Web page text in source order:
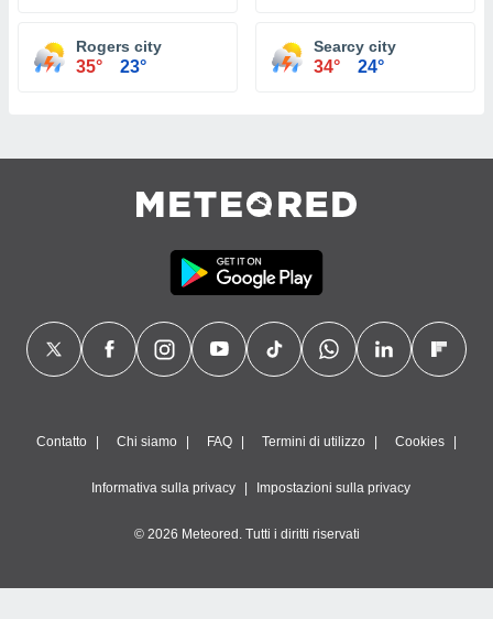
Rogers city
35° 23°
Searcy city
34° 24°
Contatto Chi siamo FAQ Termini di utilizzo Cookies
Informativa sulla privacy Impostazioni sulla privacy
© 2026 Meteored. Tutti i diritti riservati